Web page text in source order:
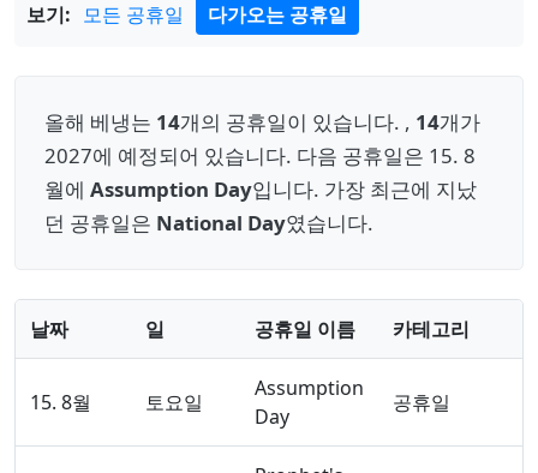
보기: 모든 공휴일 다가오는 공휴일
올해 베냉는 14개의 공휴일이 있습니다. , 14개가
2027에 예정되어 있습니다. 다음 공휴일은 15. 8
월에 Assumption Day입니다. 가장 최근에 지났
던 공휴일은 National Day였습니다.
날짜 일 공휴일 이름 카테고리
15. 8월 토요일
Assumption
Day
공휴일